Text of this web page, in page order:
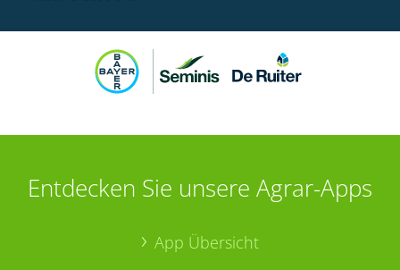
Entdecken Sie unsere Agrar-Apps
App Übersicht